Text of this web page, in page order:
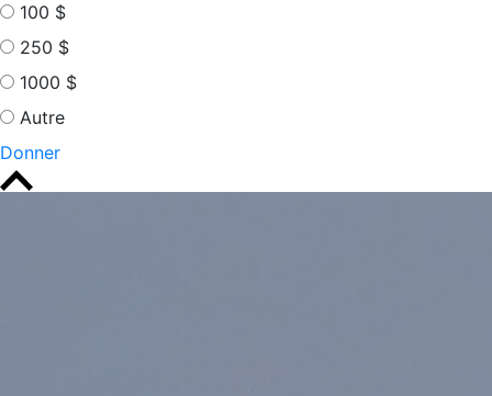
100 $
250 $
1000 $
Autre
Donner